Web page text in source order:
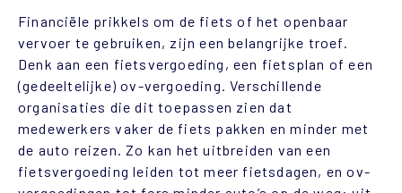
Financiële prikkels om de fiets of het openbaar
vervoer te gebruiken, zijn een belangrijke troef.
Denk aan een fietsvergoeding, een fietsplan of een
(gedeeltelijke) ov-vergoeding. Verschillende
organisaties die dit toepassen zien dat
medewerkers vaker de fiets pakken en minder met
de auto reizen. Zo kan het uitbreiden van een
fietsvergoeding leiden tot meer fietsdagen, en ov-